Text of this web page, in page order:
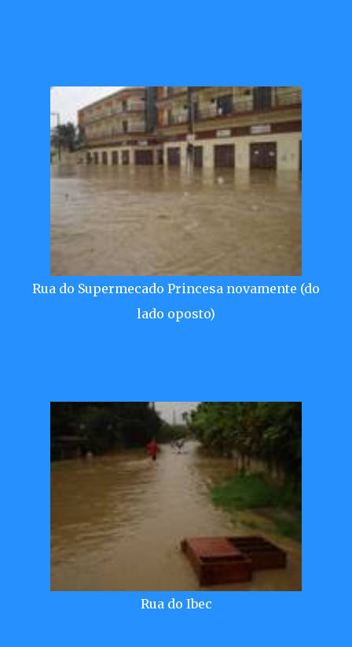
Rua do Supermecado Princesa novamente (do
lado oposto)
Rua do Ibec